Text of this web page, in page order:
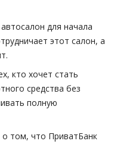
для начала
этот салон, а
кто хочет стать
средства без
полную
том, что ПриватБанк